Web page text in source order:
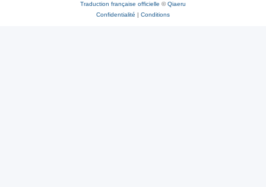
Traduction française officielle ©Qiaeru
Confidentialité | Conditions